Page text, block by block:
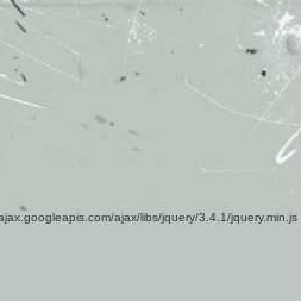
ajax/libs/jquery/3.4.1/jquery.min.js